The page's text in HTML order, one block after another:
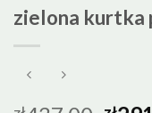
zielona kurtka